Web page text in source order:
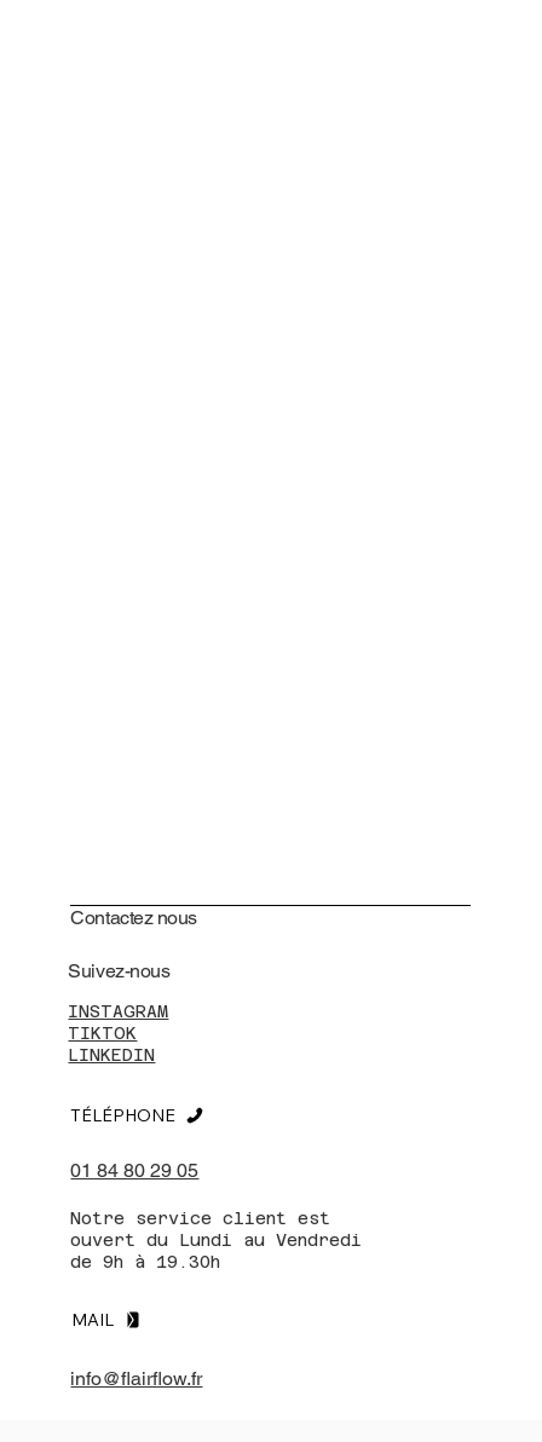
Contactez nous
INSTAGRAM
TIKTOK
LINKEDIN
Suivez-nous
01 84 80 29 05
TÉLÉPHONE
Notre service client est
ouvert du Lundi au Vendredi
de 9h à 19.30h
MAIL
info@flairflow.fr